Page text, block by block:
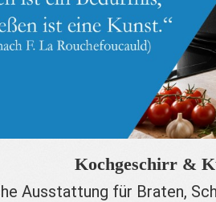
Kochgeschirr &
Ausstattung für Braten,